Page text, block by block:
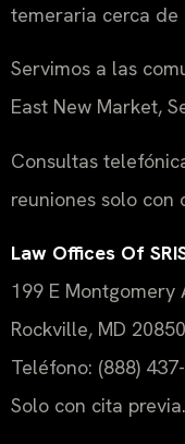
temeraria cerca de
Servimos a las
East New Market,
Consultas
reuniones solo con
Law Offices Of
199 E Montgomery
Rockville, MD 20850
Teléfono: (888)
Solo con cita previa.